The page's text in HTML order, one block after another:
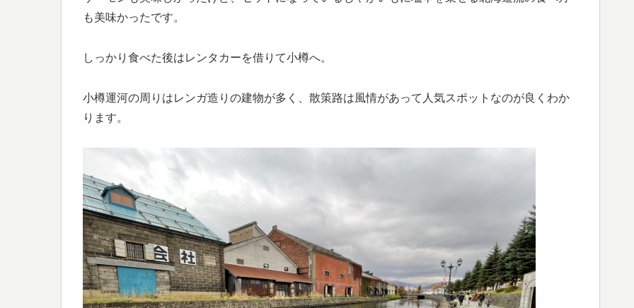
も美味かったです。
しっかり食べた後はレンタカーを借りて小樽へ。
小樽運河の周りはレンガ造りの建物が多く、散策路は風情があって人気スポットなのが良くわか
ります。